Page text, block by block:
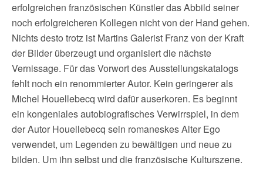
erfolgreichen französischen Künstler das Abbild seiner
noch erfolgreicheren Kollegen nicht von der Hand gehen.
Nichts desto trotz ist Martins Galerist Franz von der Kraft
der Bilder überzeugt und organisiert die nächste
Vernissage. Für das Vorwort des Ausstellungskatalogs
fehlt noch ein renommierter Autor. Kein geringerer als
Michel Houellebecq wird dafür auserkoren. Es beginnt
ein kongeniales autobiografisches Verwirrspiel, in dem
der Autor Houellebecq sein romaneskes Alter Ego
verwendet, um Legenden zu bewältigen und neue zu
bilden. Um ihn selbst und die französische Kulturszene.